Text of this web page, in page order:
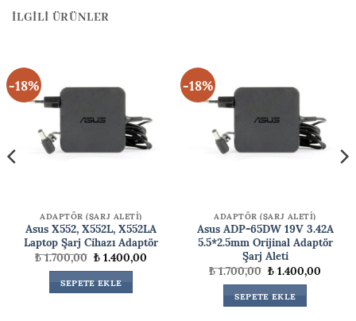
İLGILI ÜRÜNLER
-18%
ADAPTÖR (ŞARJ ALETİ)
Asus X552, X552L, X552LA
Laptop Şarj Cihazı Adaptör
₺1.700,00Orijinal
fiyat:
₺ 1.700,00.
₺1.400,00Şu
SEPETE EKLE
-18%
ADAPTÖR (ŞARJ ALETİ)
Asus ADP-65DW 19V 3.42A
5.5*2.5mm Orijinal Adaptör
Şarj Aleti
₺1.700,00Orijinal
fiyat:
₺ 1.700,00.
₺1.400,00
SEPETE EKLE